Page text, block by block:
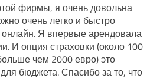
фирмы, я очень довольна
очень легко и быстро
онлайн. Я впервые арендовала
И опция страховки (около 100
чем 2000 евро) это
бюджета. Спасибо за то, что